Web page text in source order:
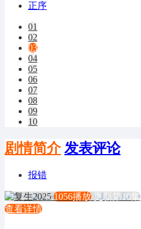
正序
01
02
03
04
05
06
07
08
09
10
剧情简介 发表评论
报错
1056播放 更新第10集
查看详情